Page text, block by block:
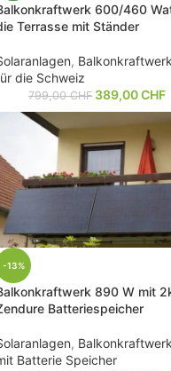
600/460
Terrasse mit Ständer
,
die Schweiz
799,00CHF 389,00CHF
-13%
890 W mit
Batteriespeicher
,
Batterie Speicher